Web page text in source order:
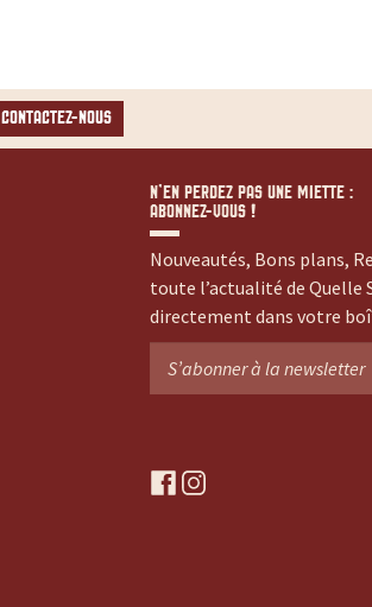
CONTACTEZ-NOUS
N’EN PERDEZ PAS UNE MIETTE :
ABONNEZ-VOUS !
Nouveautés, Bons plans,
toute l’actualité de Quelle
directement dans votre
f